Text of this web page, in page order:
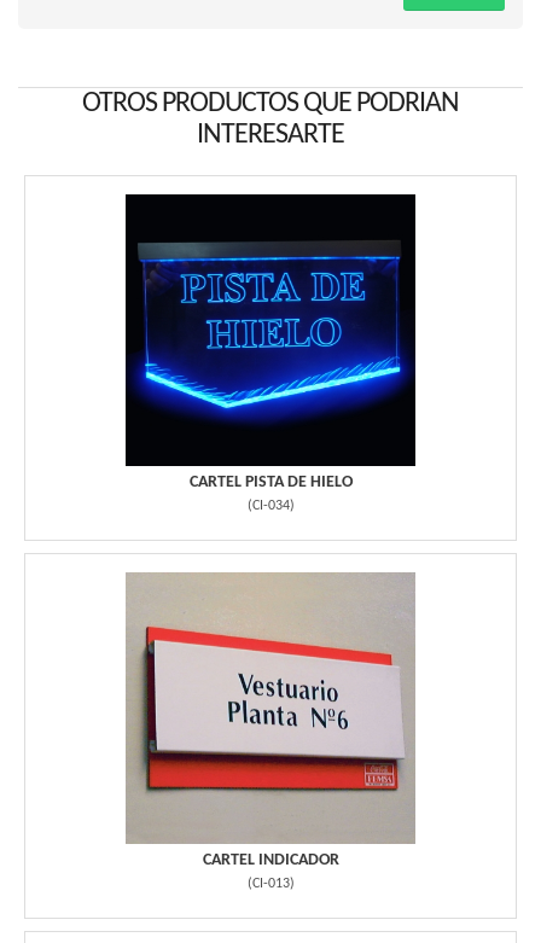
OTROS PRODUCTOS QUE PODRIAN
INTERESARTE
CARTEL PISTA DE HIELO
(CI-034)
CARTEL INDICADOR
(CI-013)